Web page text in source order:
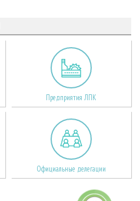
Предприятия ЛПК
Официальные делегации